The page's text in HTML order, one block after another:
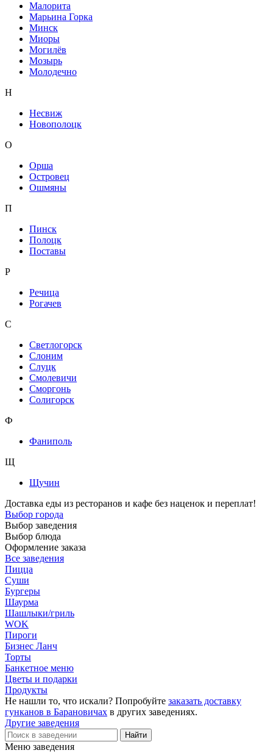
Малорита
Марьина Горка
Минск
Миоры
Могилёв
Мозырь
Молодечно
Н
Несвиж
Новополоцк
О
Орша
Островец
Ошмяны
П
Пинск
Полоцк
Поставы
Р
Речица
Рогачев
С
Светлогорск
Слоним
Слуцк
Смолевичи
Сморгонь
Солигорск
Ф
Фаниполь
Щ
Щучин
Доставка еды из ресторанов и кафе без наценок и переплат!
Выбор города
Выбор заведения
Выбор блюда
Оформление заказа
Все заведения
Пицца
Суши
Бургеры
Шаурма
Шашлыки/гриль
WOK
Пироги
Бизнес Ланч
Торты
Банкетное меню
Цветы и подарки
Продукты
Не нашли то, что искали? Попробуйте заказать доставку
гунканов в Барановичах в других заведениях.
Другие заведения
Меню заведения